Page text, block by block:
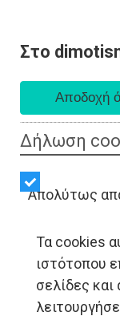
Στο
Δήλωση
Απολύτως
Τα cookies
ιστότοπου
σελίδες
ΕΙΔΗΣΕΙΣ